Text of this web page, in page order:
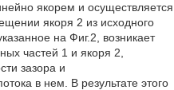
якорем и осуществляется
якоря 2 из исходного
на Фиг.2, возникает
частей 1 и якоря 2,
зазора и
в нем. В результате этого